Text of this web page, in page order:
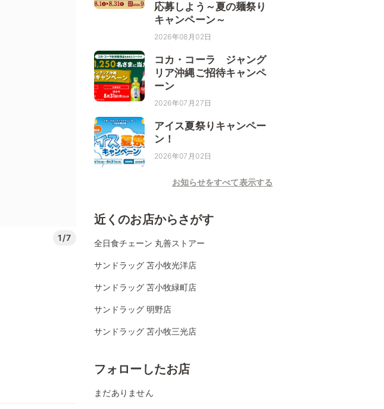
1/7
応募しよう～夏の麺祭り
キャンペーン～
2026年08月02日
コカ・コーラ ジャング
リア沖縄ご招待キャンペ
ーン
2026年07月27日
アイス夏祭りキャンペー
ン！
2026年07月02日
お知らせをすべて表示する
近くのお店からさがす
全日食チェーン 丸善ストアー
サンドラッグ 苫小牧光洋店
サンドラッグ 苫小牧緑町店
サンドラッグ 明野店
サンドラッグ 苫小牧三光店
フォローしたお店
まだありません